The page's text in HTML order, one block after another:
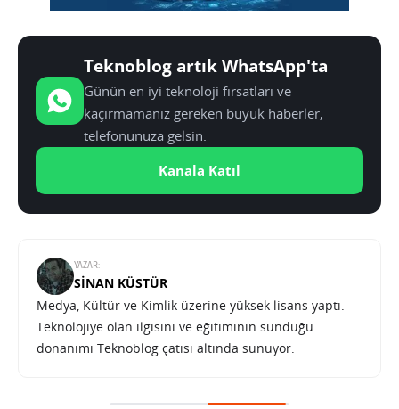
Teknoblog artık WhatsApp'ta
Günün en iyi teknoloji fırsatları ve
kaçırmamanız gereken büyük haberler,
telefonunuza gelsin.
Kanala Katıl
YAZAR:
SINAN KÜSTÜR
Medya, Kültür ve Kimlik üzerine yüksek lisans yaptı.
Teknolojiye olan ilgisini ve eğitiminin sunduğu
donanımı Teknoblog çatısı altında sunuyor.